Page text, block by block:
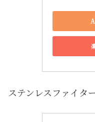
ステンレスファイタ